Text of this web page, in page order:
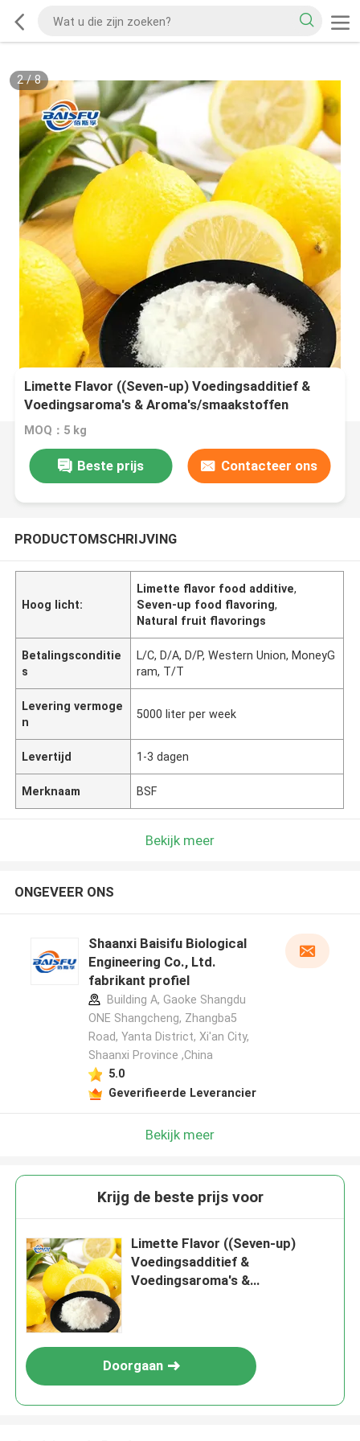
2/8
Limette Flavor ((Seven-up) Voedingsadditief &
Voedingsaroma's & Aroma's/smaakstoffen
MOQ：5 kg
Beste prijs Contacteer ons
PRODUCTOMSCHRIJVING
Hoog licht:
Limette flavor food additive,
Seven-up food flavoring,
Natural fruit flavorings
Betalingsconditie
s
L/C, D/A, D/P, Western Union, MoneyG
ram, T/T
Levering vermoge
n
5000 liter per week
Levertijd 1-3 dagen
Merknaam BSF
Bekijk meer
ONGEVEER ONS
Shaanxi Baisifu Biological
Engineering Co., Ltd.
fabrikant profiel
Building A, Gaoke Shangdu
ONE Shangcheng, Zhangba5
Road, Yanta District, Xi'an City,
Shaanxi Province ,China
5.0
Geverifieerde Leverancier
Bekijk meer
Krijg de beste prijs voor
Limette Flavor ((Seven-up)
Voedingsadditief &
Voedingsaroma's &
Doorgaan